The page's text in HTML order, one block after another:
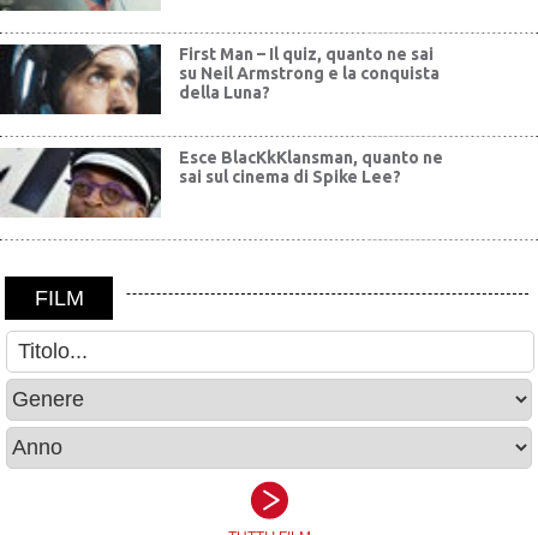
First Man – Il quiz, quanto ne sai
su Neil Armstrong e la conquista
della Luna?
Esce BlacKkKlansman, quanto ne
sai sul cinema di Spike Lee?